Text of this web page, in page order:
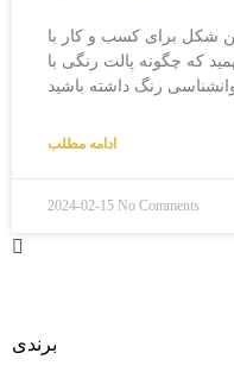
شکل برای کسب و کار با
که چگونه پالت رنگی با
ادامه مطلب
2024-02-15 No Comments
برندی